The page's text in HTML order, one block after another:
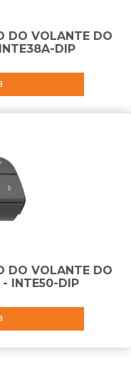
DO VOLANTE DO
DIP
DO VOLANTE DO
INTE50-DIP